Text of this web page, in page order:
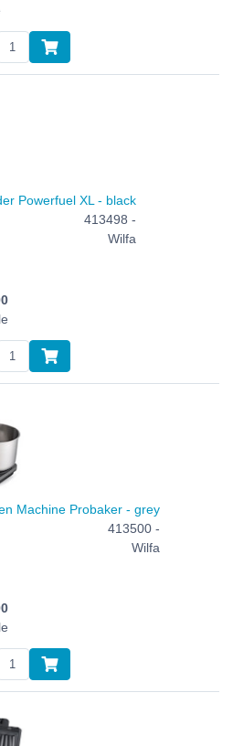
Powerfuel XL - black
413498 -
Wilfa
Machine Probaker - grey
413500 -
Wilfa